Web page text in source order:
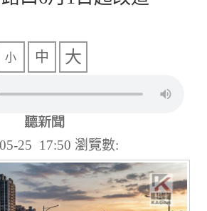
小 中 大
25 17:50 瀏覽數: